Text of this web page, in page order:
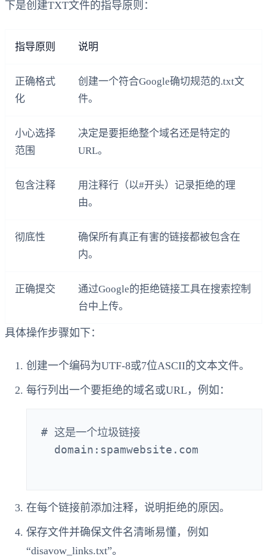
下是创建TXT文件的指导原则：
指导原则 说明
正确格式
化
创建一个符合Google确切规范的.txt文
件。
小心选择
范围
决定是要拒绝整个域名还是特定的
URL。
包含注释
用注释行（以#开头）记录拒绝的理
由。
彻底性
确保所有真正有害的链接都被包含在
内。
正确提交
通过Google的拒绝链接工具在搜索控制
台中上传。
具体操作步骤如下：
创建一个编码为UTF-8或7位ASCII的文本文件。
每行列出一个要拒绝的域名或URL，例如：
# 这是一个垃圾链接
  domain:spamwebsite.com
在每个链接前添加注释，说明拒绝的原因。
保存文件并确保文件名清晰易懂，例如
“disavow_links.txt”。